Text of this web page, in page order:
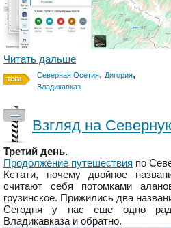
Читать дальше
Северная Осетия, Дигория,
Владикавказ
—
Взгляд на
Третий день.
Продолжение путешествия по
Кстати, почему двойное
считают себя потомками
грузинское. Прижились два
Сегодня у нас еще одно
Владикавказа и обратно.